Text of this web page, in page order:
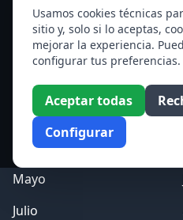
Usamos cookies técnicas
sitio y, solo si lo aceptas,
mejorar la experiencia.
configurar tus preferencias.
Aceptar todas
Configurar
San Sixto II papa
Ver todos los santos de hoy
Acceso a los Meses
Enero
Marzo
Mayo
Julio